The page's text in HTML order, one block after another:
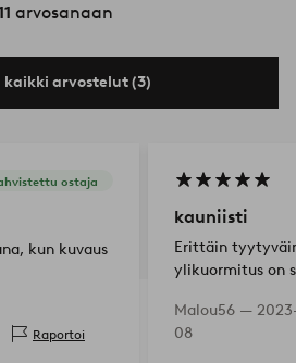
arvosanaan
kaikki arvostelut (3)
ostaja
kun kuvaus
Raportoi
kauniisti
Erittäin
ylikuormitus on
kuin halusin.
Malou56 —
08